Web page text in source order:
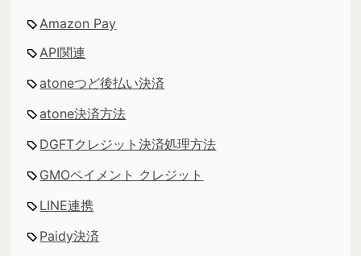
Amazon Pay
API関連
atoneつど後払い決済
atone決済方法
DGFTクレジット決済処理方法
GMOペイメント クレジット
LINE連携
Paidy決済